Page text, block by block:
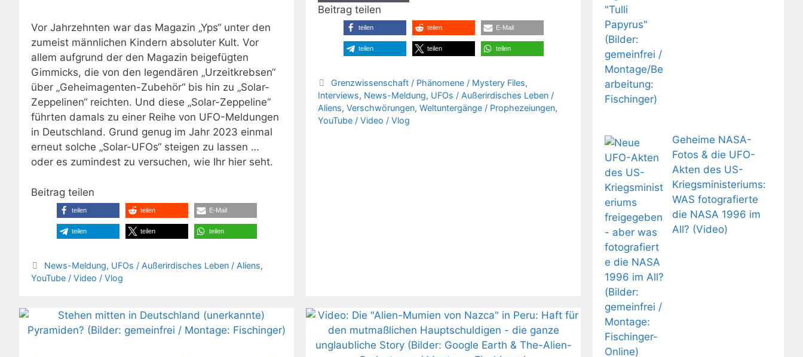
Vor Jahrzehnten war das Magazin „Yps“ unter den
zumeist männlichen Kindern absoluter Kult. Vor
allem aufgrund der den Magazin beigefügten
Gimmicks, die von den legendären „Urzeitkrebsen“
über „Geheimagenten-Zubehör“ bis hin zu „Solar-
Zeppelinen“ reichten. Und diese „Solar-Zeppeline“
führten damals zu einer Reihe von UFO-Meldungen
in Deutschland. Grund genug im Jahr 2023 einmal
erneut solche „Solar-UFOs“ steigen zu lassen …
oder es zumindest zu versuchen, wie Ihr hier seht.
Beitrag teilen
teilen teilen E-Mail
teilen teilen teilen
Kategorien
News-Meldung, UFOs / Außerirdisches Leben / Aliens,
YouTube / Video / Vlog
Beitrag teilen
teilen teilen E-Mail
teilen teilen teilen
Kategorien
Grenzwissenschaft / Phänomene / Mystery Files,
Interviews, News-Meldung, UFOs / Außerirdisches Leben /
Aliens, Verschwörungen, Weltuntergänge / Prophezeiungen,
YouTube / Video / Vlog
Geheime NASA-
Fotos & die UFO-
Akten des US-
Kriegsministeriums:
WAS fotografierte
die NASA 1996 im
All? (Video)